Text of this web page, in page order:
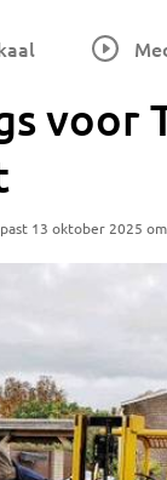
voor
13 oktober 2025